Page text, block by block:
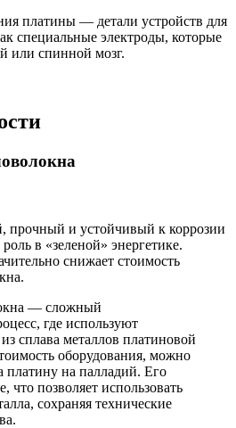
платины — детали устройств для
специальные электроды, которые
или спинной мозг.
прочный и устойчивый к коррозии
в «зеленой» энергетике.
снижает стоимость
— сложный
где используют
сплава металлов платиновой
оборудования, можно
платину на палладий. Его
что позволяет использовать
сохраняя технические